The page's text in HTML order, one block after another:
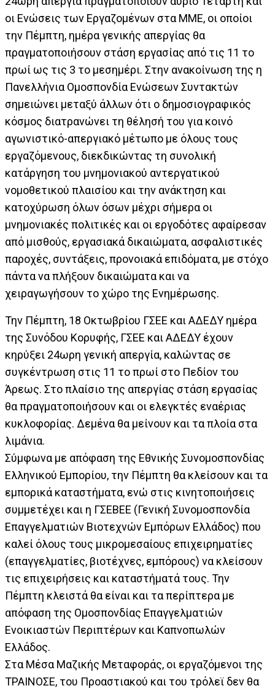
οι Ενώσεις των Εργαζομένων στα ΜΜΕ, οι οποίοι
την Πέμπτη, ημέρα γενικής απεργίας θα
πραγματοποιήσουν στάση εργασίας από τις 11 το
πρωί ως τις 3 το μεσημέρι. Στην ανακοίνωση της η
Πανελλήνια Ομοσπονδία Ενώσεων Συντακτών
σημειώνει μεταξύ άλλων ότι ο δημοσιογραφικός
κόσμος διατρανώνει τη θέλησή του για κοινό
αγωνιστικό-απεργιακό μέτωπο με όλους τους
εργαζόμενους, διεκδικώντας τη συνολική
κατάργηση του μνημονιακού αντεργατικού
νομοθετικού πλαισίου και την ανάκτηση και
κατοχύρωση όλων όσων μέχρι σήμερα οι
μνημονιακές πολιτικές και οι εργοδότες αφαίρεσαν
από μισθούς, εργασιακά δικαιώματα, ασφαλιστικές
παροχές, συντάξεις, προνοιακά επιδόματα, με στόχο
πάντα να πλήξουν δικαιώματα και να
χειραγωγήσουν το χώρο της Ενημέρωσης.
Την Πέμπτη, 18 Οκτωβρίου ΓΣΕΕ και ΑΔΕΔΥ ημέρα
της Συνόδου Κορυφής, ΓΣΕΕ και ΑΔΕΔΥ έχουν
κηρύξει 24ωρη γενική απεργία, καλώντας σε
συγκέντρωση στις 11 το πρωί στο Πεδίον του
Άρεως. Στο πλαίσιο της απεργίας στάση εργασίας
θα πραγματοποιήσουν και οι ελεγκτές εναέριας
κυκλοφορίας. Δεμένα θα μείνουν και τα πλοία στα
λιμάνια.
Σύμφωνα με απόφαση της Εθνικής Συνομοσπονδίας
Ελληνικού Εμπορίου, την Πέμπτη θα κλείσουν και τα
εμπορικά καταστήματα, ενώ στις κινητοποιήσεις
συμμετέχει και η ΓΣΕΒΕΕ (Γενική Συνομοσπονδία
Επαγγελματιών Βιοτεχνών Εμπόρων Ελλάδος) που
καλεί όλους τους μικρομεσαίους επιχειρηματίες
(επαγγελματίες, βιοτέχνες, εμπόρους) να κλείσουν
τις επιχειρήσεις και καταστήματά τους. Την
Πέμπτη κλειστά θα είναι και τα περίπτερα με
απόφαση της Ομοσπονδίας Επαγγελματιών
Ενοικιαστών Περιπτέρων και Καπνοπωλών
Ελλάδος.
Στα Μέσα Μαζικής Μεταφοράς, οι εργαζόμενοι της
ΤΡΑΙΝΟΣΕ, του Προαστιακού και του τρόλεϊ δεν θα